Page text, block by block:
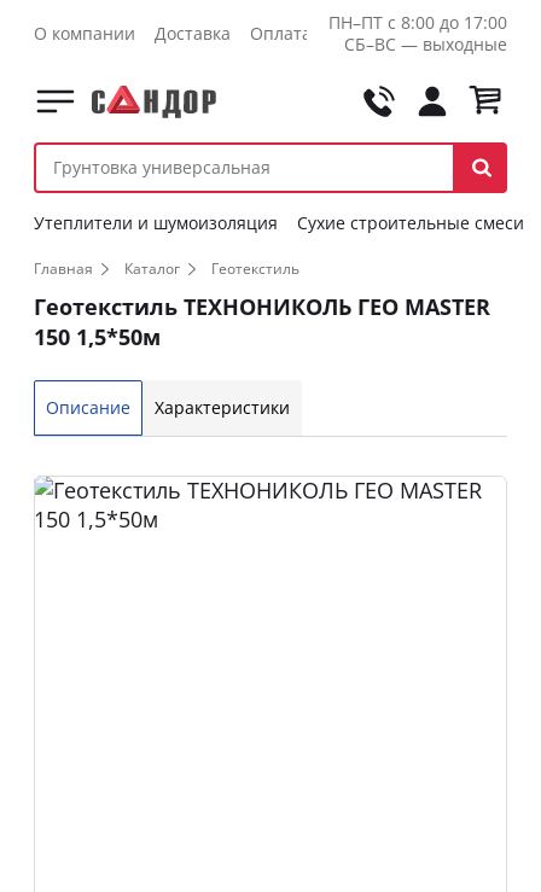
О компании Доставка Оплата Контакты Оптовикам
ПН–ПТ с 8:00 до 17:00
СБ–ВС — выходные
Утеплители и шумоизоляция Сухие строительные смеси
Главная Каталог Геотекстиль
Геотекстиль ТЕХНОНИКОЛЬ ГЕО MASTER
150 1,5*50м
Описание Характеристики